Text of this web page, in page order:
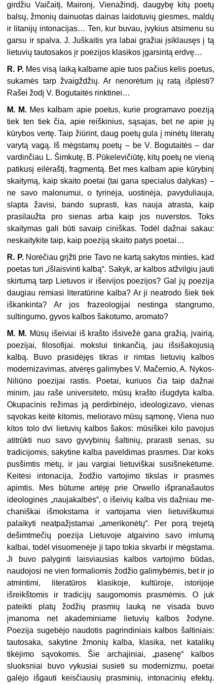
girdžiu Vaičaitį, Maironį, Vienažindį, daugybę kitų poetų
balsų, žmonių dainuotas dainas laido­tuvių giesmes, maldų
ir litanijų intonacijas… Ten, kur buvau, įvykius atsime­nu su
garsu ir spalva. J. Juškaitis yra labai gražiai įsiklausęs į tą
lietuvių tau­tosakos įr poezijos klasikos įgarsintą erdvę…
R. P. Mes visą laiką kalbame apie tuos pačius kelis poetus,
sukamės tarp žvaigždžių. Ar nenorėtum jų ratą išplėsti?
Rašei žodį V. Bogutaitės rinktinei…
M. M. Mes kalbam apie poetus, kurie programavo poeziją
tiek ten tiek čia, apie reiškinius, sąsajas, bet ne apie jų
kūrybos vertę. Taip žiūrint, daug poetų gula į minėtų literatų
varytą vagą. Iš mėgstamų poetų – be V. Bogutaitės – dar
vardinčiau L. Šimkutę, B. Pūkelevičiūtę, kitų poetų ne vieną
patikusį eilėraš­tį, fragmentą. Bet mes kalbam apie kūrybinį
skaitymą, kaip skaito poetai (tai gana specialus dalykas) –
ne savo malonumui, o tyrinėja, uostinėja, pavyduliau­ja,
slapta žavisi, bando suprasti, kas nauja atrasta, kaip
prasilaužta pro sienas arba kaip jos nuverstos. Toks
skaitymas gali būti savaip ciniškas. Todėl dažnai sakau:
neskaitykite taip, kaip poeziją skaito patys poetai…
R. P.Norėčiau grįžti prie Tavo ne kartą sakytos minties, kad
poetas turi „išlaisvinti kalbą“. Sakyk, ar kalbos atžvilgiu jauti
skirtumą tarp Lietuvos ir iš­eivijos poezijos? Gal jų poezija
daugiau remiasi literatūrine kalba? Ar ji neat­rodo šiek tiek
iškankinta? Ar jos frazeologijai nestinga stangrumo,
sultingumo, gyvos kalbos šakotumo, aromato?
M. M. Mūsų išeiviai iš krašto išsivežė gana gražią, įvairią,
poezijai, filosofi­jai. mokslui tinkančią, jau išsišakojusią
kalbą. Buvo prasidėjęs tikras ir rimtas lietuvių kalbos
modernizavimas, atvėręs galimybes V. Mačernio, A. Nykos-
Ni­liūno poezijai rastis. Poetai, kuriuos čia taip dažnai
minim, jau rašė universite­to, mūsų krašto išugdyta kalba.
Okupacinis režimas ją perdirbinėjo, ideologiza­vo, vienas
sąvokas keitė kitomis, melioravo mūsų sąmonę, Viena nuo
kitos to­lo dvi lietuvių kalbos šakos: mūsiškei kilo pavojus
atitrūkti nuo savo gyvybi­nių šaltinių, prarasti senas, su
tradicijomis, sakytine kalba paveldimas prasmes. Dar koks
pusšimtis metų, ir jau vargiai lietuviškai susišnekėtume.
Keitėsi into­nacija, žodžio vartojimo tikslas ir prasmės
apimtis. Mes būtume artėję prie Orwello išpranašautos
ideologinės „naujakalbės“, o išeivių kalba vis dažniau me­
chaniškai išmokstama ir vartojama vien lietuviškumui
palaikyti neatpažįstamai „amerikonėtų“. Per porą trejetą
dešimtmečių poezija Lietuvoje atgaivino savo imlumą
kalbai, todėl visuomenėje ji tapo tokia skvarbi ir mėgstama.
Ji buvo palyginti laisviausias kalbos vartojimo būdas,
naudojosi ne vien formaliomis žodžio galimybėmis, bet ir jo
atmintimi, literatūros klasikoje, kultūroje, istori­joje
išreikštomis ir tradicijų saugomomis prasmėmis. O juk
pateikti platų žodžių prasmių lauką ne visada buvo
įmanoma net akademiniame lietuvių kalbos žo­dyne.
Poezija sugebėjo naudotis pagrindiniais kalbos šaltiniais:
tautosaka, saky­tine žmonių kalba, klasika, net katalikų
tikėjimo sąvokomis. Šie archajiniai, „pasenę“ kalbos
sluoksniai buvo vykusiai susieti su modernizmu, poetai
galėjo išgauti keisčiausių prasminių, intonacinių efektų.